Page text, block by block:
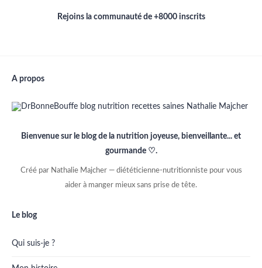
Rejoins la communauté de +8000 inscrits
A propos
Bienvenue sur le blog de la nutrition joyeuse, bienveillante... et
gourmande ♡.
Créé par Nathalie Majcher — diététicienne-nutritionniste pour vous
aider à manger mieux sans prise de tête.
Le blog
Qui suis-je ?